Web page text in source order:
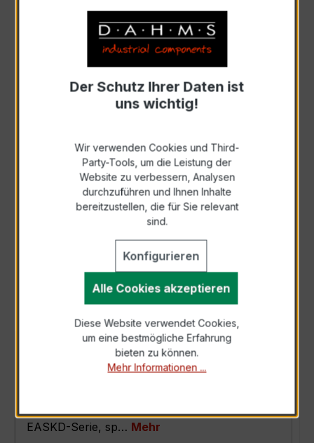
Auswahl zurücksetzen
Art. Nr.:47637
Zur Sammelanfrage hinzufügen
Anfrage telefonisch
Als PDF exportieren
Der EASKD 31.8 3x600/5A 2,5VA Kl.0,5s ist ein
Verrechnungsstromwandler der bewährten
EASKD-Serie, sp… Mehr
Der Schutz Ihrer Daten ist
uns wichtig!
Wir verwenden Cookies und Third-
Party-Tools, um die Leistung der
Website zu verbessern, Analysen
durchzuführen und Ihnen Inhalte
bereitzustellen, die für Sie relevant
sind.
Konfigurieren
Alle Cookies akzeptieren
Diese Website verwendet Cookies,
um eine bestmögliche Erfahrung
bieten zu können.
Mehr Informationen ...